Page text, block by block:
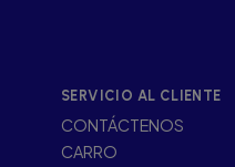
SERVICIO AL CLIENTE
CONTÁCTENOS
CARRO